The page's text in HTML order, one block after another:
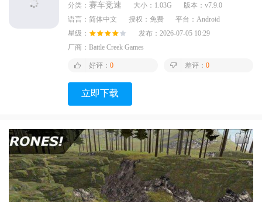
分类： 赛车竞速 大小： 1.03G 版本： v7.9.0
语言： 简体中文 授权： 免费 平台： Android
星级：
发布： 2026-07-05 10:29
厂商： Battle Creek Games
好评： 0 差评： 0
立即下载